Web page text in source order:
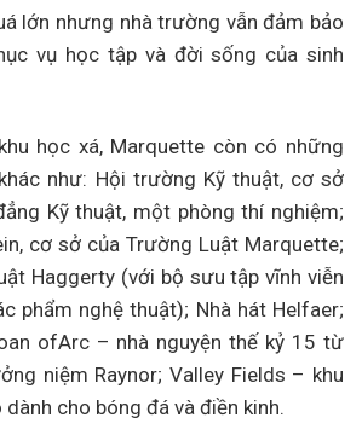
lớn nhưng nhà trường vẫn đảm bảo
vụ học tập và đời sống của sinh
học xá, Marquette còn có những
như: Hội trường Kỹ thuật, cơ sở
Kỹ thuật, một phòng thí nghiệm;
cơ sở của Trường Luật Marquette;
Haggerty (với bộ sưu tập vĩnh viễn
phẩm nghệ thuật); Nhà hát Helfaer;
ofArc – nhà nguyện thế kỷ 15 từ
niệm Raynor; Valley Fields – khu
cho bóng đá và điền kinh.